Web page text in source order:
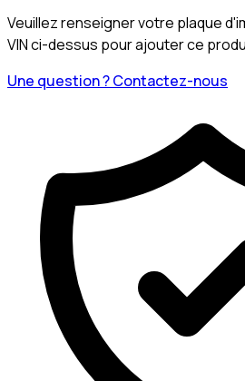
Veuillez renseigner votre plaque
VIN ci-dessus pour ajouter ce
Une question ? Contactez-nous